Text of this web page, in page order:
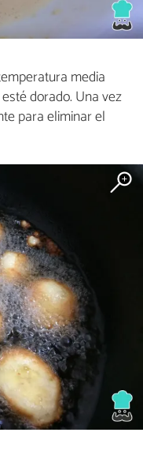
media
dorado. Una vez
para eliminar el